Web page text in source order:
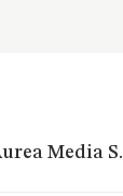
Media